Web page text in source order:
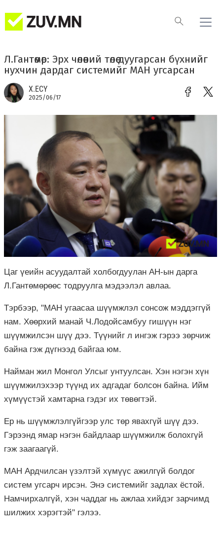
Л.Гантөмөр: Эрх чөлөөний төлөө дуугарсан бүхнийг
нухчин дардаг системийг МАН угсарсан
Х.ЕСҮ
2025/06/17
Цаг үеийн асуудалтай холбогдуулан АН-ын дарга
Л.Гантөмөрөөс тодруулга мэдээлэл авлаа.
Тэрбээр, "МАН угаасаа шүүмжлэл сонсож мэддэггүй
нам. Хөөрхий манай Ч.Лодойсамбуу гишүүн нэг
шүүмжилсэн шүү дээ. Түүнийг л ингэж гэрээ зөрчиж
байна гэж дүгнээд байгаа юм.
Найман жил Монгол Улсыг унтуулсан. Хэн нэгэн хүн
шүүмжилэхээр түүнд их адгадаг болсон байна. Ийм
хүмүүстэй хамтарна гэдэг их төвөгтэй.
Ер нь шүүмжлэлгүйгээр улс төр явахгүй шүү дээ.
Гэрээнд ямар нэгэн байдлаар шүүмжилж болохгүй
гэж заагаагүй.
МАН Ардчилсан үзэлтэй хүмүүс ажилгүй болдог
систем угсарч ирсэн. Энэ системийг задлах ёстой.
Намчирхалгүй, хэн чаддаг нь ажлаа хийдэг зарчимд
шилжих хэрэгтэй" гэлээ.